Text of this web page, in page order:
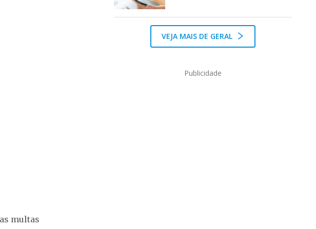
multas
VEJA MAIS DE GERAL
Publicidade